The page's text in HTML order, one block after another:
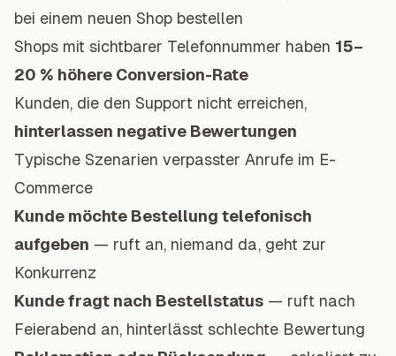
bei einem neuen Shop bestellen
Shops mit sichtbarer Telefonnummer haben 15–
20 % höhere Conversion-Rate
Kunden, die den Support nicht erreichen,
hinterlassen negative Bewertungen
Typische Szenarien verpasster Anrufe im E-
Commerce
Kunde möchte Bestellung telefonisch
aufgeben — ruft an, niemand da, geht zur
Konkurrenz
Kunde fragt nach Bestellstatus — ruft nach
Feierabend an, hinterlässt schlechte Bewertung